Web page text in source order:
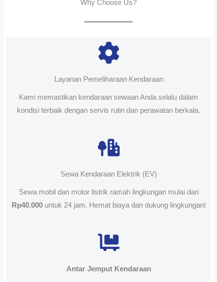
Why Choose Us?
Layanan Pemeliharaan Kendaraan
Kami memastikan kendaraan sewaan Anda selalu dalam
kondisi terbaik dengan servis rutin dan perawatan berkala.
Sewa Kendaraan Elektrik (EV)
Sewa mobil dan motor listrik ramah lingkungan mulai dari
Rp40.000untuk 24 jam. Hemat biaya dan dukung lingkungan!
Antar Jemput Kendaraan